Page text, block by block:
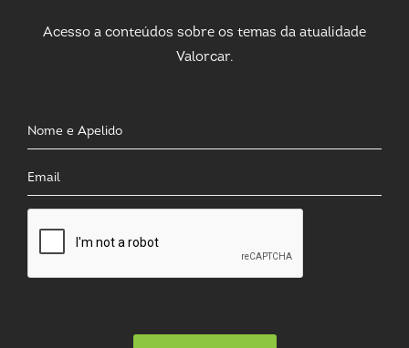
Acesso a conteúdos sobre os temas da atualidade
Valorcar.